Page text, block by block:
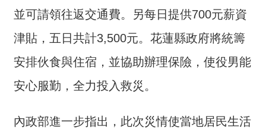
常
見
問
電
子
並可請領往返交通費。另每日提供700元薪資
津貼，五日共計3,500元。花蓮縣政府將統籌
安排伙食與住宿，並協助辦理保險，使役男能
安心服勤，全力投入救災。
內政部進一步指出，此次災情使當地居民生活